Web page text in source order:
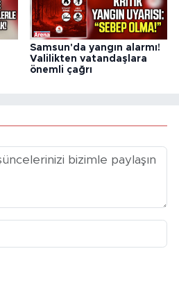
Samsun'da yangın alarmı!
Valilikten vatandaşlara
önemli çağrı